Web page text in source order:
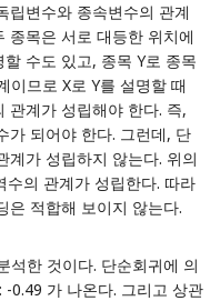
립변수와 종속변수의 관계
종목은 서로 대등한 위치에
수도 있고, 종목 Y로 종목
이므로 X로 Y를 설명할 때
관계가 성립해야 한다. 즉,
가 되어야 한다. 그런데, 단
계가 성립하지 않는다. 위의
의 관계가 성립한다. 따라
은 적합해 보이지 않는다.
석한 것이다. 단순회귀에 의
0.49 가 나온다. 그리고 상관